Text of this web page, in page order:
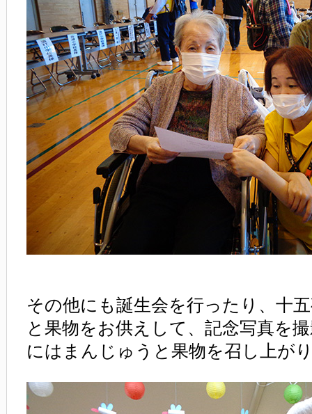
その他にも誕生会を行ったり、十
と果物をお供えして、記念写真を
にはまんじゅうと果物を召し上が